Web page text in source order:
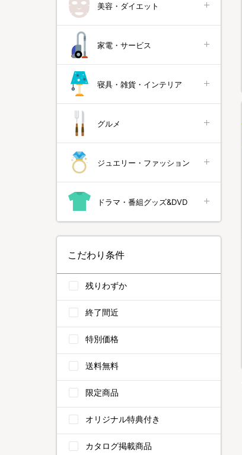
美容・ダイエット
家電・サービス
寝具・雑貨・インテリア
グルメ
ジュエリー・ファッション
ドラマ・番組グッズ&DVD
こだわり条件
残りわずか
終了間近
特別価格
送料無料
限定商品
オリジナル特典付き
カタログ掲載商品